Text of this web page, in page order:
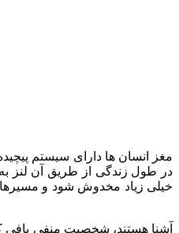
مغز انسان ها دارای سیستم‌
در طول زندگی از طریق آن لنز به
خیلی زیاد مخدوش شود و مسیرهای